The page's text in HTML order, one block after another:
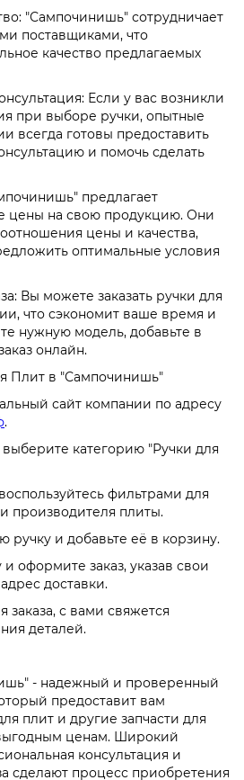
"Сампочинишь" сотрудничает
поставщиками, что
качество предлагаемых
Если у вас возникли
при выборе ручки, опытные
всегда готовы предоставить
и помочь сделать
предлагает
цены на свою продукцию. Они
цены и качества,
оптимальные условия
Вы можете заказать ручки для
что сэкономит ваше время и
нужную модель, добавьте в
онлайн.
Плит в "Сампочинишь"
сайт компании по адресу
.
категорию "Ручки для
фильтрами для
производителя плиты.
ручку и добавьте её в корзину.
оформите заказ, указав свои
доставки.
с вами свяжется
деталей.
- надежный и проверенный
предоставит вам
плит и другие запчасти для
ценам. Широкий
консультация и
сделают процесс приобретения